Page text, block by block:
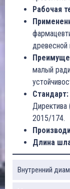
Рабочая
малый
Стандарт:
2015/174.
Длина
Внутренний